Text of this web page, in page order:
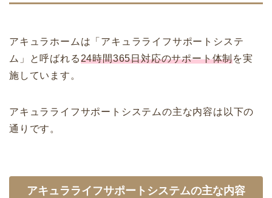
アキュラホームは「アキュラライフサポートシステ
ム」と呼ばれる24時間365日対応のサポート体制を実
施しています。
アキュラライフサポートシステムの主な内容は以下の
通りです。
アキュラライフサポートシステムの主な内容